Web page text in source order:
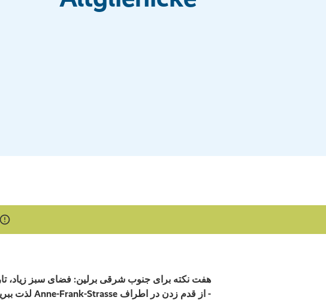
- از قدم زدن در اطراف Anne-Frank-Strasse لذت ببرید.